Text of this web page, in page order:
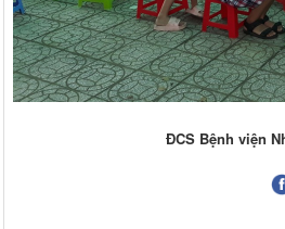
ĐCS Bệnh viện